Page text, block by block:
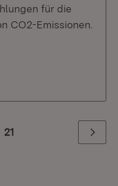
für die
CO2-Emissionen.
21 Weiter